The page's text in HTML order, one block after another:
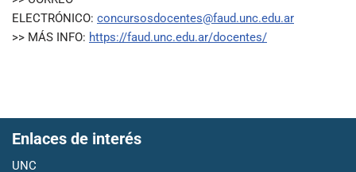
ELECTRÓNICO: concursosdocentes@faud.unc.edu.ar
>> MÁS INFO: https://faud.unc.edu.ar/docentes/
Enlaces de interés
UNC